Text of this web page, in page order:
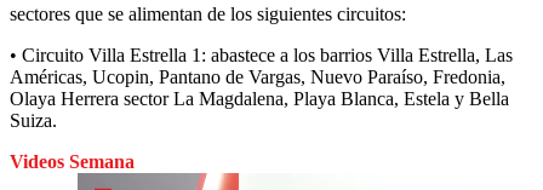
sectores que se alimentan de los siguientes circuitos:
• Circuito Villa Estrella 1: abastece a los barrios Villa Estrella, Las
Américas, Ucopin, Pantano de Vargas, Nuevo Paraíso, Fredonia,
Olaya Herrera sector La Magdalena, Playa Blanca, Estela y Bella
Suiza.
Videos Semana